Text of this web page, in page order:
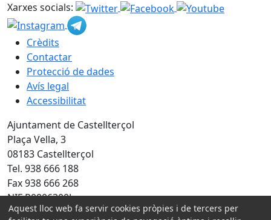
Xarxes socials:
Crèdits
Contactar
Protecció de dades
Avís legal
Accessibilitat
Ajuntament de Castellterçol
Plaça Vella, 3
08183 Castellterçol
Tel. 938 666 188
Fax 938 666 268
NIF P0806300J
Aquest lloc web fa servir cookies pròpies i de tercers per